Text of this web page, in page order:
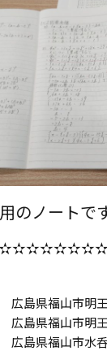
のノートです
広島県福山市明
広島県福山市明
島県福山市水